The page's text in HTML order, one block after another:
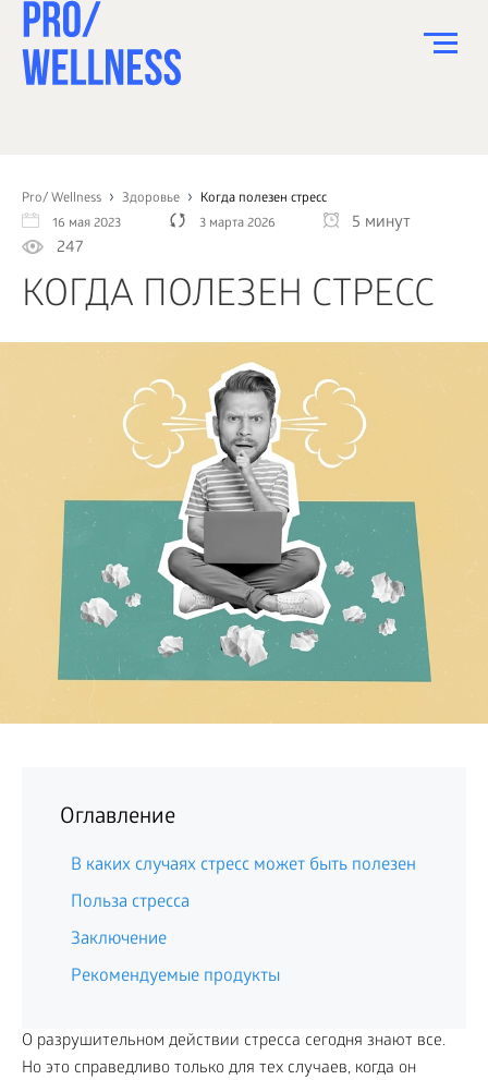
Pro/ Wellness Здоровье
Когда полезен стресс
16 мая 2023
3 марта 2026
5 минут
247
КОГДА ПОЛЕЗЕН СТРЕСС
Оглавление
В каких случаях стресс может быть полезен
Польза стресса
Заключение
Рекомендуемые продукты
О разрушительном действии стресса сегодня знают все.
Но это справедливо только для тех случаев, когда он
СПОРТ
ЗДОРОВЬЕ
КРАСОТА